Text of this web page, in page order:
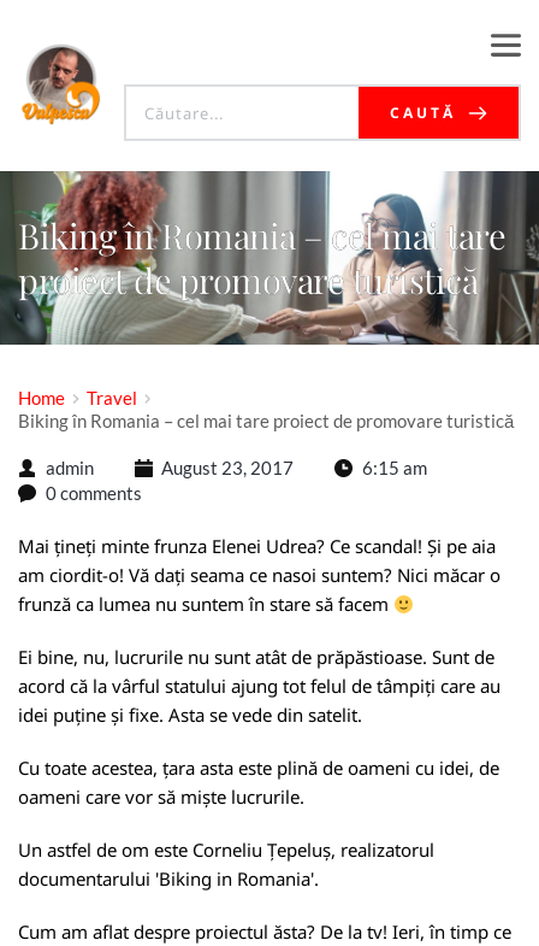
CAUTĂ
Biking în Romania – cel mai tare
proiect de promovare turistică
Home
Travel
Biking în Romania – cel mai tare proiect de promovare turistică
admin August 23, 2017
6:15 am
0 comments
Mai țineți minte frunza Elenei Udrea? Ce scandal! Și pe aia
am ciordit-o! Vă dați seama ce nasoi suntem? Nici măcar o
frunză ca lumea nu suntem în stare să facem
Ei bine, nu, lucrurile nu sunt atât de prăpăstioase. Sunt de
acord că la vârful statului ajung tot felul de tâmpiți care au
idei puține și fixe. Asta se vede din satelit.
Cu toate acestea, țara asta este plină de oameni cu idei, de
oameni care vor să miște lucrurile.
Un astfel de om este Corneliu Țepeluș, realizatorul
documentarului 'Biking in Romania'.
Cum am aflat despre proiectul ăsta? De la tv! Ieri, în timp ce